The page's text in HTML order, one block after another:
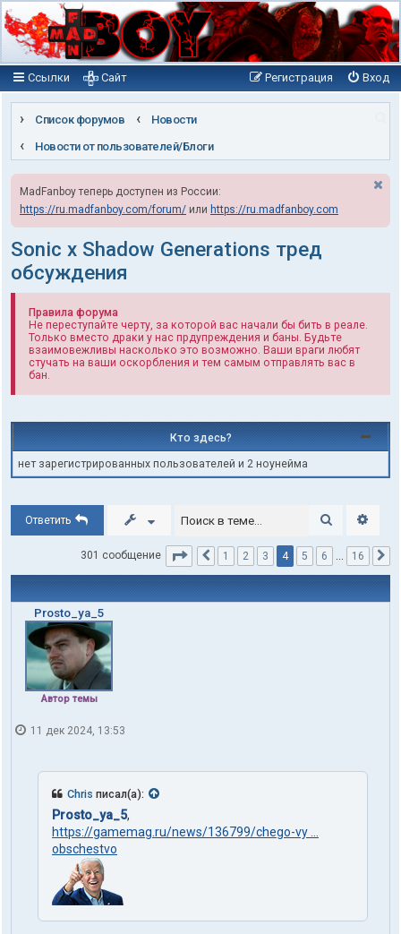
Ссылки Вход
Регистрация
Сайт
Список форумов
Новости
Новости от пользователей/Блоги
MadFanboy теперь доступен из России:
https://ru.madfanboy.com/forum/ или https://ru.madfanboy.com
Sonic x Shadow Generations тред
обсуждения
Правила форума
Не переступайте черту, за которой вас начали бы бить в реале.
Только вместо драки у нас прдупреждения и баны. Будьте
взаимовежливы насколько это возможно. Ваши враги любят
стучать на ваши оскорбления и тем самым отправлять вас в
бан.
Кто здесь?
нет зарегистрированных пользователей и 2 ноунейма
Ответить Поиск
301 сообщение Страница 4из 16
Пред.
1 2 3 4 5 6 … 16
Prosto_ya_5
Автор темы
11 дек 2024, 13:53
Chris писал(а):
Prosto_ya_5,
https://gamemag.ru/news/136799/chego-vy ...
obschestvo